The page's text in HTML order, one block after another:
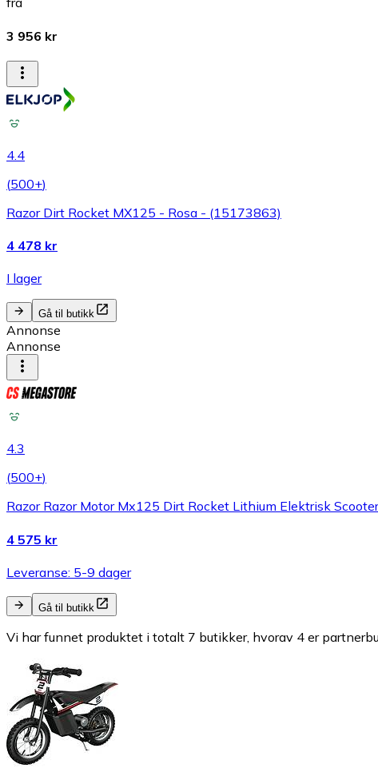
3 956 kr
4.4
(500+)
Razor Dirt Rocket MX125 - Rosa - (15173863)
4 478 kr
I lager
Gå til butikk
Annonse
Annonse
4.3
(500+)
Razor Razor Motor Mx125 Dirt Rocket Lithium Elektrisk Scooter
4 575 kr
Leveranse: 5-9 dager
Gå til butikk
Vi har funnet produktet i totalt 7 butikker, hvorav 4 er